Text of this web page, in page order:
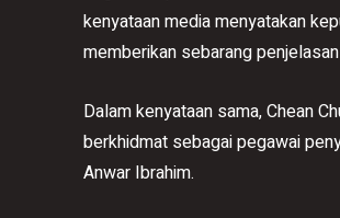
kenyataan media menyatakan
memberikan sebarang
Dalam kenyataan sama, Chean
berkhidmat sebagai pegawai
Anwar Ibrahim.